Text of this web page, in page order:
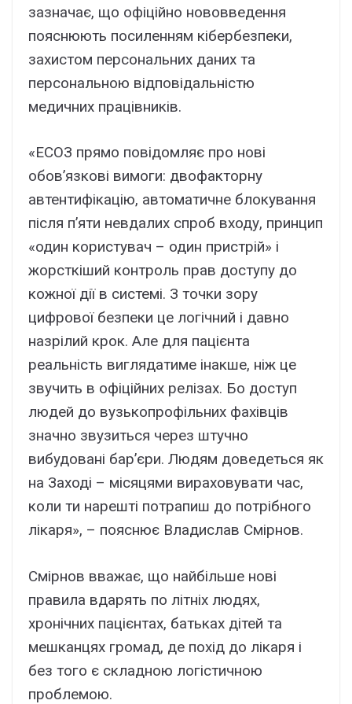
зазначає, що офіційно нововведення
пояснюють посиленням кібербезпеки,
захистом персональних даних та
персональною відповідальністю
медичних працівників.
«ЕСОЗ прямо повідомляє про нові
обов’язкові вимоги: двофакторну
автентифікацію, автоматичне блокування
після п’яти невдалих спроб входу, принцип
«один користувач – один пристрій» і
жорсткіший контроль прав доступу до
кожної дії в системі. З точки зору
цифрової безпеки це логічний і давно
назрілий крок. Але для пацієнта
реальність виглядатиме інакше, ніж це
звучить в офіційних релізах. Бо доступ
людей до вузькопрофільних фахівців
значно звузиться через штучно
вибудовані бар’єри. Людям доведеться як
на Заході – місяцями вираховувати час,
коли ти нарешті потрапиш до потрібного
лікаря», – пояснює Владислав Смірнов.
Смірнов вважає, що найбільше нові
правила вдарять по літніх людях,
хронічних пацієнтах, батьках дітей та
мешканцях громад, де похід до лікаря і
без того є складною логістичною
проблемою.